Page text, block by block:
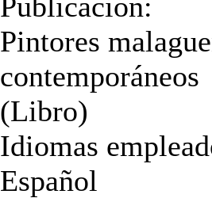
Pintores
contemporáneos
(Libro)
Idiomas
Español